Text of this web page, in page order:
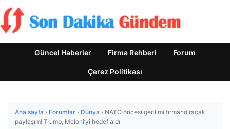
Güncel Haberler Firma Rehberi Forum
Çerez Politikası
Ana sayfa › Forumlar › Dünya › NATO öncesi gerilimi tırmandıracak
paylaşım! Trump, Meloni’yi hedef aldı